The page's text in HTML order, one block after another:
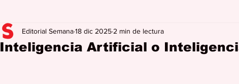
Inteligencia Artificial o
Editorial Semana18 dic 2025 2 min de lectura